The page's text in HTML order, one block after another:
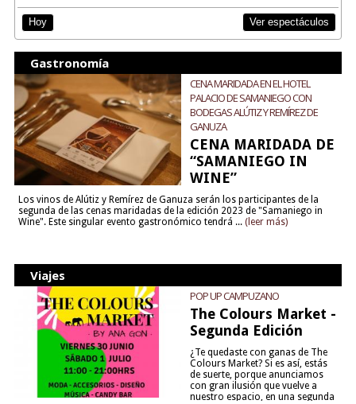
Hoy Ver espectáculos
Gastronomía
CENA MARIDADA EN EL HOTEL
PALACIO DE SAMANIEGO CON
BODEGAS ALÚTIZ Y REMÍREZ DE
GANUZA
CENA MARIDADA DE
“SAMANIEGO IN
WINE”
Los vinos de Alútiz y Remírez de Ganuza serán los participantes de la
segunda de las cenas maridadas de la edición 2023 de "Samaniego in
Wine". Este singular evento gastronómico tendrá ... (leer más)
Viajes
POP UP CAMPUZANO
The Colours Market -
Segunda Edición
¿Te quedaste con ganas de The
Colours Market? Si es así, estás
de suerte, porque anunciamos
con gran ilusión que vuelve a
nuestro espacio, en una segunda